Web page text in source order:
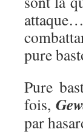
pure
Pure
fois,
par